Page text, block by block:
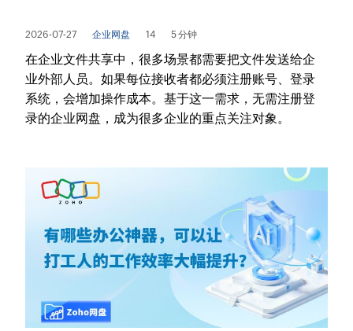
2026-07-27 企业网盘 14 5 分钟
在企业文件共享中，很多场景都需要把文件发送给企
业外部人员。如果每位接收者都必须注册账号、登录
系统，会增加操作成本。基于这一需求，无需注册登
录的企业网盘，成为很多企业的重点关注对象。